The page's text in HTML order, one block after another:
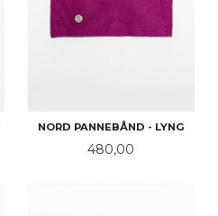
NORD PANNEBÅND - LYNG
Pris
480,00